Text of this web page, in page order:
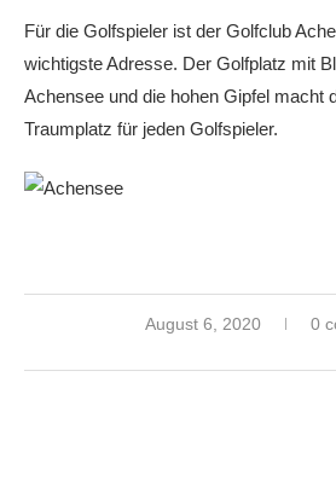
Für die Golfspieler ist der Golfclub
wichtigste Adresse. Der Golfplatz mit
Achensee und die hohen Gipfel macht
Traumplatz für jeden Golfspieler.
August 6, 2020 0